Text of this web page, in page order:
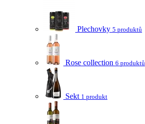
Plechovky 5 produktů
Rose collection 6 produktů
Sekt 1 produkt